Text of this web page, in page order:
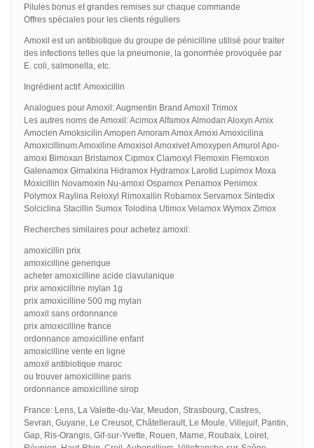
Pilules bonus et grandes remises sur chaque commande
Offres spéciales pour les clients réguliers
Amoxil est un antibiotique du groupe de pénicilline utilisé pour traiter
des infections telles que la pneumonie, la gonorrhée provoquée par
E. coli, salmonella, etc.
Ingrédient actif: Amoxicillin
Analogues pour Amoxil: Augmentin Brand Amoxil Trimox
Les autres noms de Amoxil: Acimox Alfamox Almodan Aloxyn Amix
Amoclen Amoksicilin Amopen Amoram Amox Amoxi Amoxicilina
Amoxicillinum Amoxiline Amoxisol Amoxivet Amoxypen Amurol Apo-
amoxi Bimoxan Bristamox Cipmox Clamoxyl Flemoxin Flemoxon
Galenamox Gimalxina Hidramox Hydramox Larotid Lupimox Moxa
Moxicillin Novamoxin Nu-amoxi Ospamox Penamox Penimox
Polymox Raylina Reloxyl Rimoxallin Robamox Servamox Sintedix
Solciclina Stacillin Sumox Tolodina Utimox Velamox Wymox Zimox
Recherches similaires pour achetez amoxil:
amoxicillin prix
amoxicilline generique
acheter amoxicilline acide clavulanique
prix amoxicilline mylan 1g
prix amoxicilline 500 mg mylan
amoxil sans ordonnance
prix amoxicilline france
ordonnance amoxicilline enfant
amoxicilline vente en ligne
amoxil antibiotique maroc
ou trouver amoxicilline paris
ordonnance amoxicilline sirop
France: Lens, La Valette-du-Var, Meudon, Strasbourg, Castres,
Sevran, Guyane, Le Creusot, Châtellerault, Le Moule, Villejuif, Pantin,
Gap, Ris-Orangis, Gif-sur-Yvette, Rouen, Marne, Roubaix, Loiret,